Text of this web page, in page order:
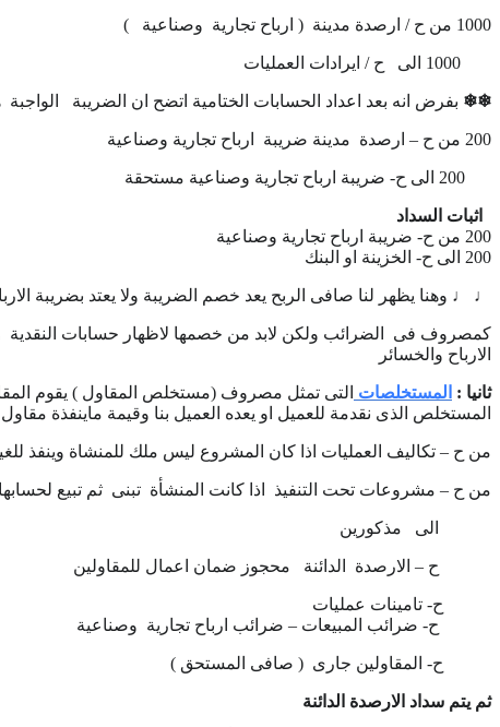
1000 من ح / ارصدة مدينة ( ارباح تجارية وصناعية )
❄❄ بفرض انه بعد اعداد الحسابات الختامية اتضح ان الضريبة الواجبة هى 1200 اذا هناك فرق
200 من ح – ارصدة مدينة ضريبة ارباح تجارية وصناعية
اثبات السداد
200 من ح- ضريبة ارباح تجارية وصناعية
200 الى ح- الخزينة او البنك
♩
♩ وهنا يظهر لنا صافى الربح يعد خصم الضريبة ولا يعتد بضريبة
كمصروف فى الضرائب ولكن لابد من خصمها لاظهار حسابات النقدية
الارباح والخسائر
ثانيا : المستخلصات التى تمثل مصروف (مستخلص المقاول ) يقوم
المستخلص الذى نقدمة للعميل او يعده العميل بنا وقيمة ماينفذة
من ح – تكاليف العمليات اذا كان المشروع ليس ملك للمنشاة وينفذ
من ح – مشروعات تحت التنفيذ اذا كانت المنشأة تبنى ثم تبيع لحسابها
الى مذكورين
ح – الارصدة الدائنة محجوز ضمان اعمال للمقاولين
ح- تامينات عمليات
ح- ضرائب المبيعات – ضرائب ارباح تجارية وصناعية
ح- المقاولين جارى ( صافى المستحق )
ثم يتم سداد الارصدة الدائنة